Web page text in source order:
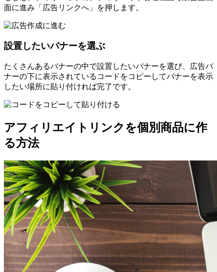
面に進み「広告リンクへ」を押します。
設置したいバナーを選ぶ
たくさんあるバナーの中で設置したいバナーを選び、広告バ
ナーの下に表示されているコードをコピーしてバナーを表示
したい場所に貼り付ければ完了です。
アフィリエイトリンクを個別商品に作
る方法